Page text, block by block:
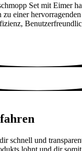
Set mit Eimer
zu einer
schnell und
lohnt und dir